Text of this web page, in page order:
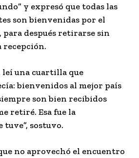
y expresó que todas las
son bienvenidas por el
para después retirarse sin
recepción.
una cuartilla que
bienvenidos al mejor país
son bien recibidos
retiré. Esa fue la
sostuvo.
no aprovechó el encuentro